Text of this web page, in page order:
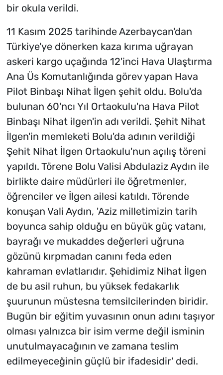
bir okula verildi.
11 Kasım 2025 tarihinde Azerbaycan'dan
Türkiye'ye dönerken kaza kırıma uğrayan
askeri kargo uçağında 12'inci Hava Ulaştırma
Ana Üs Komutanlığında görev yapan Hava
Pilot Binbaşı Nihat İlgen şehit oldu. Bolu'da
bulunan 60'ncı Yıl Ortaokulu'na Hava Pilot
Binbaşı Nihat ilgen'in adı verildi. Şehit Nihat
İlgen'in memleketi Bolu'da adının verildiği
Şehit Nihat İlgen Ortaokulu'nun açılış töreni
yapıldı. Törene Bolu Valisi Abdulaziz Aydın ile
birlikte daire müdürleri ile öğretmenler,
öğrenciler ve İlgen ailesi katıldı. Törende
konuşan Vali Aydın, 'Aziz milletimizin tarih
boyunca sahip olduğu en büyük güç vatanı,
bayrağı ve mukaddes değerleri uğruna
gözünü kırpmadan canını feda eden
kahraman evlatlarıdır. Şehidimiz Nihat İlgen
de bu asil ruhun, bu yüksek fedakarlık
şuurunun müstesna temsilcilerinden biridir.
Bugün bir eğitim yuvasının onun adını taşıyor
olması yalnızca bir isim verme değil isminin
unutulmayacağının ve zamana teslim
edilmeyeceğinin güçlü bir ifadesidir' dedi.